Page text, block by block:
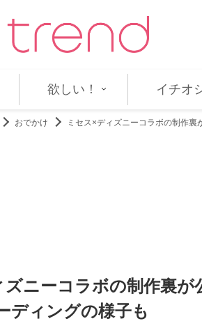
ー・スコット監督『ラスト・サバイバー』吹替え
欲しい！ イチオ
おでかけ ミセス×ディズニーコラボの制作
ズニーコラボの制作裏
ディングの様子も